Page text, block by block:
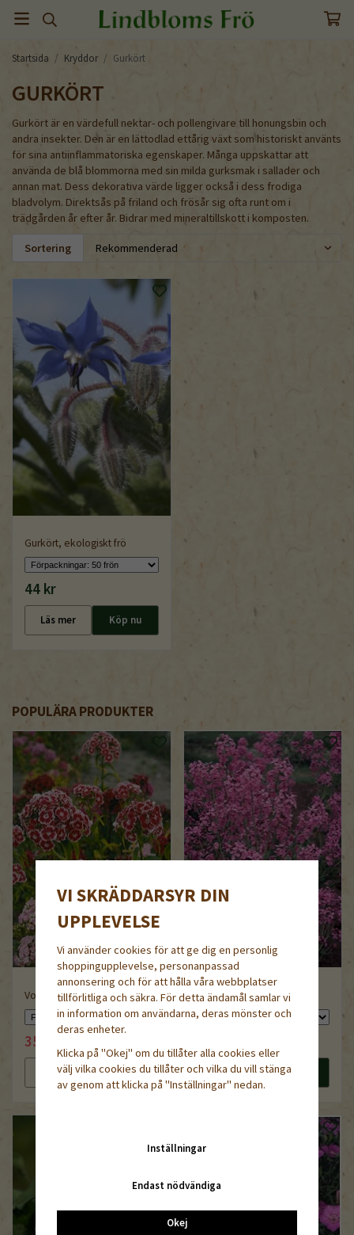
Startsida / Kryddor / Gurkört
GURKÖRT
Gurkört är en värdefull nektar- och pollengivare till honungsbin och
andra insekter. Den är en lättodlad ettårig växt som historiskt använts
för sina antiinflammatoriska egenskaper. Många uppskattar att
använda de blå blommorna med sin milda gurksmak i sallader och
annan mat. Dess dekorativa värde ligger också i dess frodiga
bladvolym. Direktsås på friland och frösår sig ofta runt om i
trädgården år efter år. Bidrar med mineraltillskott i komposten.
Sortering
Gurkört, ekologiskt frö
44 kr
Läs mer Köp nu
POPULÄRA PRODUKTER
Vorläufer Mix
35 kr
Läs mer Köp nu
Trädgårdsnattviol
Läs mer Köp nu
VI SKRÄDDARSYR DIN
UPPLEVELSE
Vi använder cookies för att ge dig en personlig
shoppingupplevelse, personanpassad
annonsering och för att hålla våra webbplatser
tillförlitliga och säkra. För detta ändamål samlar vi
in information om användarna, deras mönster och
deras enheter.
Klicka på "Okej" om du tillåter alla cookies eller
välj vilka cookies du tillåter och vilka du vill stänga
av genom att klicka på "Inställningar" nedan.
Inställningar
Endast nödvändiga
Okej